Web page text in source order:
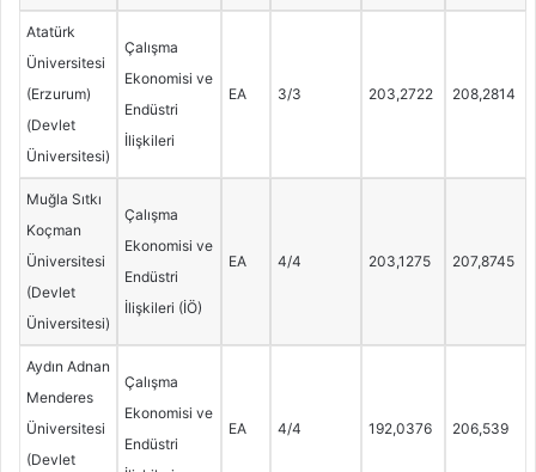
Atatürk
Üniversitesi
(Erzurum)
(Devlet
Üniversitesi)
Çalışma
Ekonomisi ve
Endüstri
İlişkileri
EA 3/3 203,2722 208,2814
Muğla Sıtkı
Koçman
Üniversitesi
(Devlet
Üniversitesi)
Çalışma
Ekonomisi ve
Endüstri
İlişkileri (İÖ)
EA 4/4 203,1275 207,8745
Aydın Adnan
Menderes
Üniversitesi
(Devlet
Çalışma
Ekonomisi ve
Endüstri
EA 4/4 192,0376 206,539